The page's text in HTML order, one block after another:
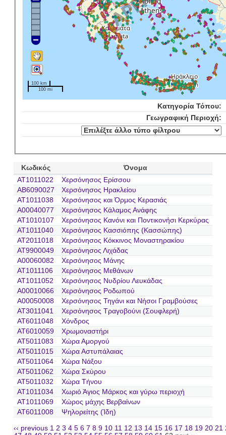
100 km
100 mi
Κατηγορία Τόπου:
Γεωγραφική Περιοχή:
Κωδικός
Όνομα
AT1011022
Χερσόνησος Ερίσσου
AB6090027
Χερσόνησος Ηρακλείου
AT1011038
Χερσόνησος και Όρμος Κερασιάς
A00040077
Χερσόνησος Κάλαμος Ανάφης
AT1010107
Χερσόνησος Κανόνι και Ποντικονήσι Κερκύρας
AT1011040
Χερσόνησος Κασσιόπης (Κασσώπης)
AT2011018
Χερσόνησος Κόκκινος Μοναστηρακίου
AT9900049
Χερσόνησος Λιχάδας
A00060082
Χερσόνησος Μάνης
AT1011106
Χερσόνησος Μεθάνων
AT1011052
Χερσόνησος Νυδρίου Λευκάδας
A00010066
Χερσόνησος Ροδωπού
A00050008
Χερσόνησος Τηγάνι και Νήσοι Γραμβούσες
AT3011041
Χερσόνησος Τραγοβούνι (Σουφλερή)
AT6011048
Χόνδρος
AT6010059
Χρωμοναστήρι
AT5011083
Χώρα Αμοργού
AT5011015
Χώρα Αστυπάλαιας
AT5011064
Χώρα Νάξου
AT5011062
Χώρα Σκύρου
AT5011032
Χώρα Τήνου
AT1011034
Χωριό Άγιος Μάρκος και γύρω περιοχή
AT1011069
Χώρος μάχης Βερβαίνων
AT6011008
Ψηλορείτης (Ίδη)
‹‹ previous 1 2 3 4 5 6 7 8 9 10 11 12 13 14 15 16 17 18 19 20 21